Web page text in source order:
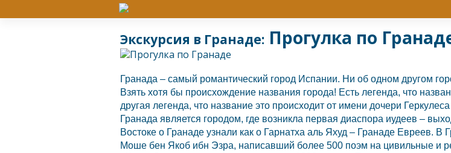
Экскурсия в Гранаде: Прогулка по
Гранада – самый романтический город Испании. Ни об одном другом
Взять хотя бы происхождение названия города! Есть легенда, что
другая легенда, что название это происходит от имени дочери
Гранада является городом, где возникла первая диаспора иудеев –
Востоке о Гранаде узнали как о Гарнатха аль Яхуд – Гранаде Евреев. В
Моше бен Якоб ибн Эзра, написавший более 500 поэм на цивильные и